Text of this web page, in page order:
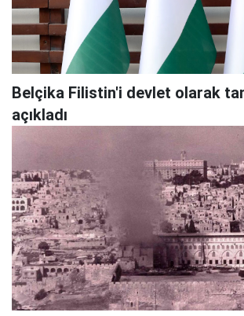
Belçika Filistin'i devlet olarak
açıkladı